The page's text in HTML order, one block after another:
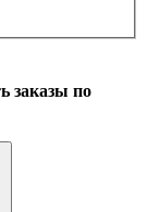
заказы по